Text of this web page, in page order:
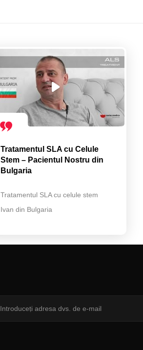
Tratamentul SLA cu Celule
Stem – Pacientul Nostru din
Bulgaria
Tratamentul SLA cu celule stem
Ivan din Bulgaria